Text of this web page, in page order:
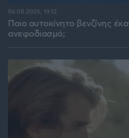
Ποιο αυτοκίνητο βενζίνης
ανεφοδιασμό;
06.08.2026, 19:12